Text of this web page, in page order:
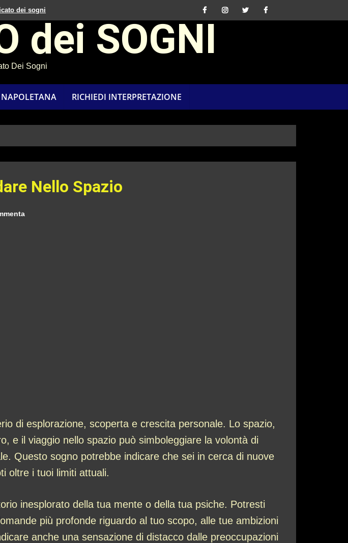
dei sogni
dei SOGNI
Dei Sogni
RICHIEDI INTERPRETAZIONE
Nello Spazio
di esplorazione, scoperta e crescita personale. Lo spazio,
e il viaggio nello spazio può simboleggiare la volontà di
Questo sogno potrebbe indicare che sei in cerca di nuove
oltre i tuoi limiti attuali.
inesplorato della tua mente o della tua psiche. Potresti
più profonde riguardo al tuo scopo, alle tue ambizioni
anche una sensazione di distacco dalle preoccupazioni